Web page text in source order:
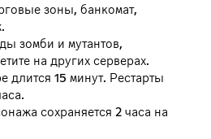
зоны, банкомат,
зомби и мутантов,
на других серверах.
длится 15 минут. Рестарты
сохраняется 2 часа на